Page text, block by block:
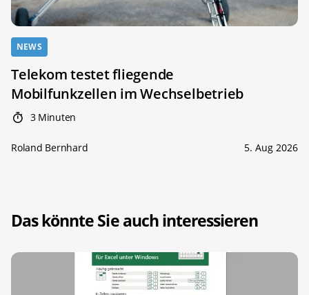
NEWS
Telekom testet fliegende
Mobilfunkzellen im Wechselbetrieb
3 Minuten
Roland Bernhard 5. Aug 2026
Das könnte Sie auch interessieren